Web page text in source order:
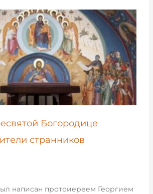
Богородице
странников
написан протоиереем Георгием